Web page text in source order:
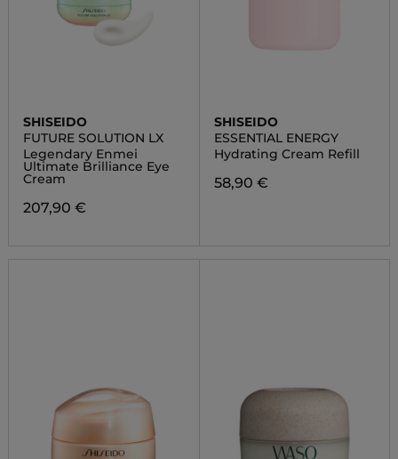
SHISEIDO
FUTURE SOLUTION LX
Legendary Enmei
Ultimate Brilliance Eye
Cream
207,90 €
SHISEIDO
ESSENTIAL ENERGY
Hydrating Cream Refill
58,90 €